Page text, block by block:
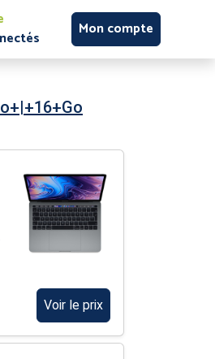
Mon compte
Voir le prix